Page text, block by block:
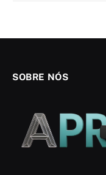
SOBRE NÓS